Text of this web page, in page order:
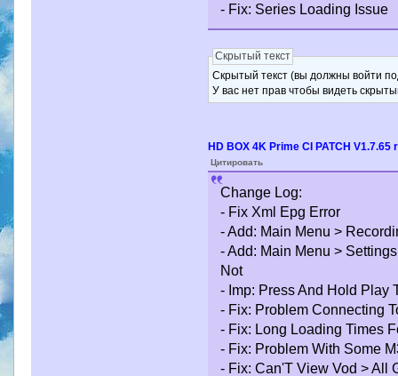
- Fix: Series Loading Issue
Скрытый текст
Скрытый текст (вы должны войти
У вас нет прав чтобы видеть
HD BOX 4K Prime CI PATCH V1.7.65
Цитировать
Change Log:
- Fix Xml Epg Error
- Add: Main Menu >
- Add: Main Menu >
Not
- Imp: Press And Hold Play
- Fix: Problem Connecting
- Fix: Long Loading Times
- Fix: Problem With Some
- Fix: Can'T View Vod > All